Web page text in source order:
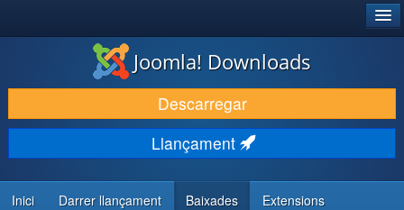
DESCARREGA & AMPLIA
DESCOBRIR & APRENDRE
COMUNITAT & SUPORT
RECURSOS PER DESENVOLUPADORS/ES
Joomla! Downloads
Descarregar
Llançament
Inici Darrer llançament Baixades Extensions